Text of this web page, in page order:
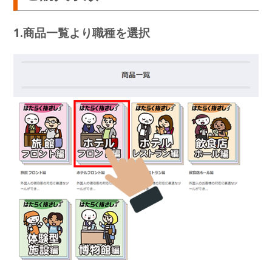
1.商品一覧より職種を選択